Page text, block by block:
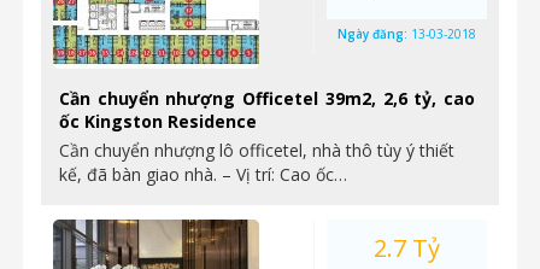
Cần chuyển nhượng Officetel 39m2, 2,6 tỷ, cao
ốc Kingston Residence
Cần chuyển nhượng lô officetel, nhà thô tùy ý thiết
kế, đã bàn giao nhà. – Vị trí: Cao ốc…
Ngày đăng: 13-03-2018
2.7 Tỷ